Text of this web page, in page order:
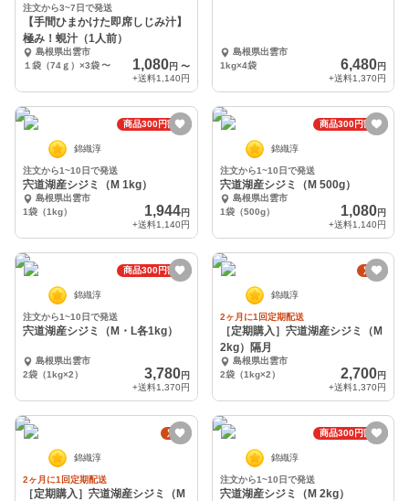
注文から3~7日で発送
【手間ひまかけた即席しじみ汁】
極み！蜆汁（1人前）
島根県出雲市
１袋（74ｇ）×3袋〜 1,080円 〜
+送料1,140円
島根県出雲市
1kg×4袋
6,480円
+送料1,370円
商品300円割引
錦織淳
注文から1~10日で発送
宍道湖産シジミ（M 1kg）
島根県出雲市
1袋（1kg）
1,944円
+送料1,140円
商品300円割引
錦織淳
注文から1~10日で発送
宍道湖産シジミ（M 500g）
島根県出雲市
1袋（500g）
1,080円
+送料1,140円
商品300円割引
錦織淳
注文から1~10日で発送
宍道湖産シジミ（M・L各1kg）
島根県出雲市
2袋（1kg×2）
3,780円
+送料1,370円
定期
錦織淳
2ヶ月に1回定期配送
［定期購入］宍道湖産シジミ（M
2kg）隔月
島根県出雲市
2袋（1kg×2）
2,700円
+送料1,370円
定期
錦織淳
2ヶ月に1回定期配送
［定期購入］宍道湖産シジミ（M
商品300円割引
錦織淳
注文から1~10日で発送
宍道湖産シジミ（M 2kg）